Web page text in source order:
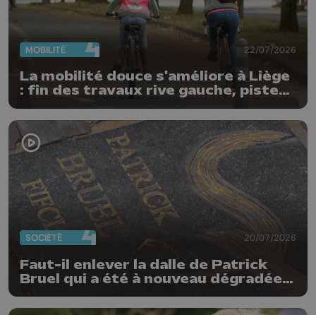
MOBILITÉ 22/07/2026
La mobilité douce s'améliore à Liège
: fin des travaux rive gauche, pistes
Guillemins...
SOCIÉTÉ 20/07/2026
Faut-il enlever la dalle de Patrick
Bruel qui a été à nouveau dégradée ?
"Nos ouvriers sont en vacances"